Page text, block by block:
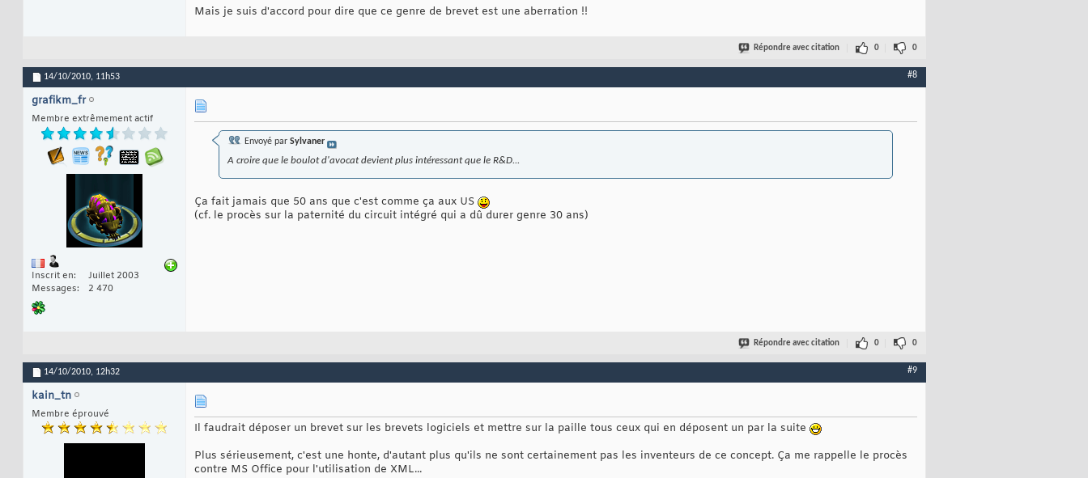
Mais je suis d'accord pour dire que ce genre de brevet est une aberration !!
Répondre avec citation 0 0
14/10/2010, 11h53 #8
grafikm_fr
Membre extrêmement actif
Inscrit en
Juillet 2003
Messages
2 470
Envoyé par Sylvaner
A croire que le boulot d'avocat devient plus intéressant que le R&D...
Ça fait jamais que 50 ans que c'est comme ça aux US
(cf. le procès sur la paternité du circuit intégré qui a dû durer genre 30 ans)
Répondre avec citation 0 0
14/10/2010, 12h32 #9
kain_tn
Membre éprouvé
Il faudrait déposer un brevet sur les brevets logiciels et mettre sur la paille tous ceux qui en déposent un par la suite
Plus sérieusement, c'est une honte, d'autant plus qu'ils ne sont certainement pas les inventeurs de ce concept. Ça me rappelle le procès
contre MS Office pour l'utilisation de XML...